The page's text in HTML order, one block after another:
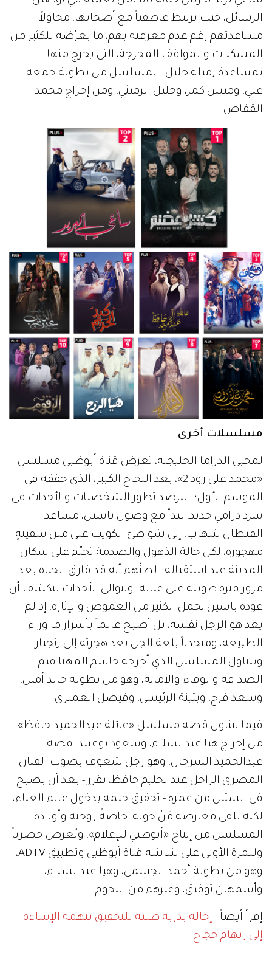
الرسائل، حيث يرتبط عاطفياً مع أصحابها، محاولاً
مساعدتهم رغم عدم معرفته بهم، ما يعرّضه للكثير من
المشكلات والمواقف المحرجة، التي يخرج منها
بمساعدة زميله خليل. المسلسل من بطولة جمعة
علي، وميس كمر، وخليل الرميثي، ومن إخراج محمد
القفاص.
مسلسلات أخرى
لمحبي الدراما الخليجية، تعرض قناة أبوظبي مسلسل
«محمد علي رود 2»، بعد النجاح الكبير، الذي حققه في
الموسم الأول؛ لنرصد تطور الشخصيات والأحداث في
سرد درامي جديد، يبدأ مع وصول ياسين، مساعد
القبطان شهاب، إلى شواطئ الكويت على متن سفينةٍ
مهجورة، لكن حالة الذهول والصدمة تخيّم على سكان
المدينة عند استقباله؛ لظنّهم أنه قد فارق الحياة بعد
مرور فترة طويلة على غيابه. وتتوالى الأحداث لتكشف أن
عودة ياسين تحمل الكثير من الغموض والإثارة، إذ لم
يعد هو الرجل نفسه، بل أصبح عالماً بأسرار ما وراء
الطبيعة، ومتحدثاً بلغة الجن بعد هجرته إلى زنجبار.
ويتناول المسلسل الذي أخرجه جاسم المهنا قيم
الصداقة والوفاء والأمانة، وهو من بطولة خالد أمين،
وسعد فرج، وبثينة الرئيسي، وفيصل العميري.
فيما تتناول قصة مسلسل «عائلة عبدالحميد حافظ»،
من إخراج هيا عبدالسلام، وسعود بوعبيد، قصة
عبدالحميد السرحان، وهو رجل شغوف بصوت الفنان
المصري الراحل عبدالحليم حافظ، يقرر - بعد أن يصبح
في الستين من عمره - تحقيق حلمه بدخول عالم الغناء،
لكنه يلقى معارضة مَنْ حوله، خاصةً زوجته وأولاده.
المسلسل من إنتاج «أبوظبي للإعلام»، ويُعرض حصرياً
وللمرة الأولى على شاشة قناة أبوظبي وتطبيق ADTV،
وهو من بطولة أحمد الجسمي، وهيا عبدالسلام،
وأسمهان توفيق، وغيرهم من النجوم.
إقرأ أيضاً: إحالة بدرية طلبة للتحقيق بتهمة الإساءة
إلى ريهام حجاج